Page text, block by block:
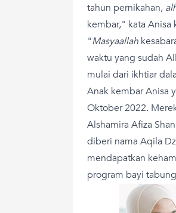
tahun pernikahan,
kembar," kata Anisa
"Masyaallah
waktu yang sudah
mulai dari ikhtiar
Anak kembar Anisa
Oktober 2022.
Alshamira Afiza
diberi nama Aqila
mendapatkan
program bayi